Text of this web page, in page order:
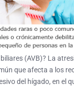
(AVB)? La
que afecta a los
del hígado, en el